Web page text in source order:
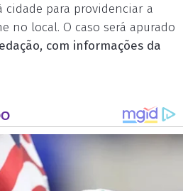
cidade para providenciar a
no local. O caso será apurado
com informações da